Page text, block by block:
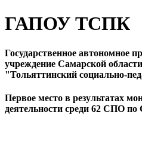
ГАПОУ ТСПК
Государственное автономное
учреждение Самарской области
"Тольяттинский социально-
Первое место в результатах
деятельности среди 62 СПО по